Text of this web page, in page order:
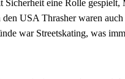
Sicherheit eine Rolle gespielt,
USA Thrasher waren
war Streetskating, was